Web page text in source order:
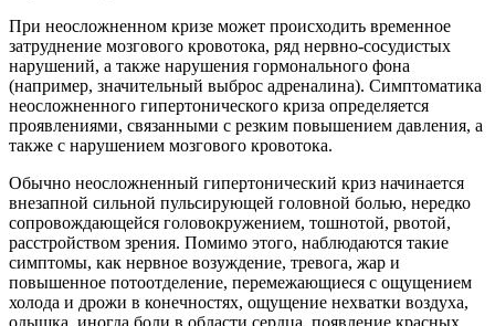
При неосложненном кризе может происходить временное
затруднение мозгового кровотока, ряд нервно-сосудистых
нарушений, а также нарушения гормонального фона
(например, значительный выброс адреналина). Симптоматика
неосложненного гипертонического криза определяется
проявлениями, связанными с резким повышением давления, а
также с нарушением мозгового кровотока.
Обычно неосложненный гипертонический криз начинается
внезапной сильной пульсирующей головной болью, нередко
сопровождающейся головокружением, тошнотой, рвотой,
расстройством зрения. Помимо этого, наблюдаются такие
симптомы, как нервное возуждение, тревога, жар и
повышенное потоотделение, перемежающиеся с ощущением
холода и дрожи в конечностях, ощущение нехватки воздуха,
одышка, иногда боли в области сердца, появление красных